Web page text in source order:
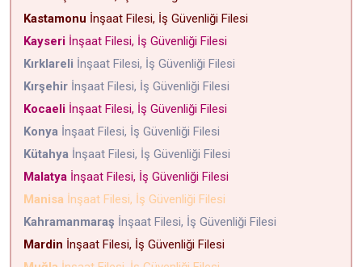
Kastamonu İnşaat Filesi, İş Güvenliği Filesi
Kayseri İnşaat Filesi, İş Güvenliği Filesi
Kırklareli İnşaat Filesi, İş Güvenliği Filesi
Kırşehir İnşaat Filesi, İş Güvenliği Filesi
Kocaeli İnşaat Filesi, İş Güvenliği Filesi
Konya İnşaat Filesi, İş Güvenliği Filesi
Kütahya İnşaat Filesi, İş Güvenliği Filesi
Malatya İnşaat Filesi, İş Güvenliği Filesi
Manisa İnşaat Filesi, İş Güvenliği Filesi
Kahramanmaraş İnşaat Filesi, İş Güvenliği Filesi
Mardin İnşaat Filesi, İş Güvenliği Filesi